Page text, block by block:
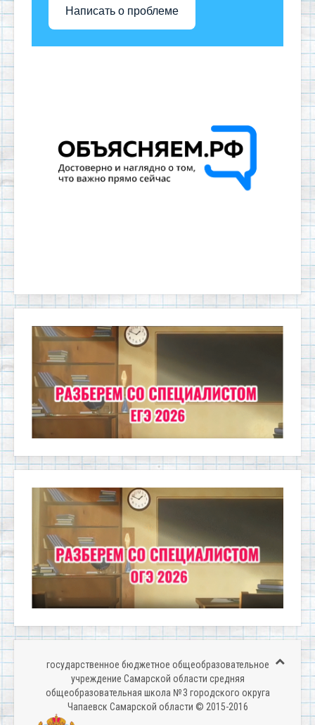
Написать о проблеме
государственное бюджетное общеобразовательное
учреждение Самарской области средняя
общеобразовательная школа № 3 городского округа
Чапаевск Самарской области © 2015-2016